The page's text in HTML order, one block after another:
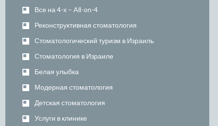
Все на 4-х – All-on-4
Реконструктивная стоматология
Стоматологический туризм в Израиль
Стоматология в Израиле
Белая улыбка
Модерная стоматология
Детская стоматология
Услуги в клинике